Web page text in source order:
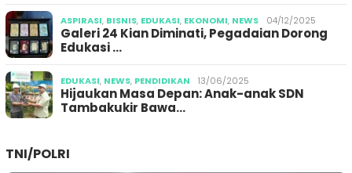
ASPIRASI, BISNIS, EDUKASI, EKONOMI, NEWS 04/12/2025
Galeri 24 Kian Diminati, Pegadaian Dorong
Edukasi …
EDUKASI, NEWS, PENDIDIKAN 13/06/2025
Hijaukan Masa Depan: Anak-anak SDN
Tambakukir Bawa…
TNI/POLRI